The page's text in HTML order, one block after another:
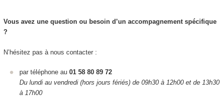
Vous avez une question ou besoin d’un accompagnement spécifique
?
N’hésitez pas à nous contacter :
par téléphone au 01 58 80 89 72
Du lundi au vendredi (hors jours fériés) de 09h30 à 12h00 et de 13h30
à 17h00